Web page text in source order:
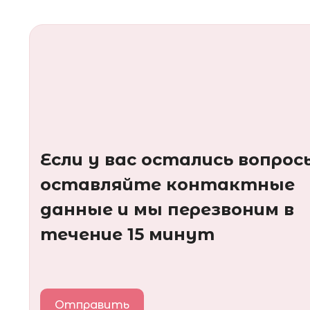
Если у вас остались
оставляйте контактные
данные и мы перезвоним в
течение 15 минут